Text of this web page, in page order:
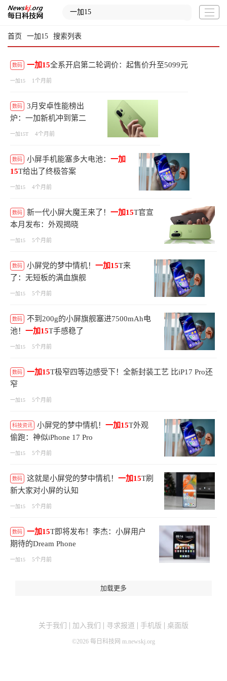
首页 一加15 搜索列表
数码 一加15全系开启第二轮调价：起售价升至5099元
一加15 1个月前
数码
3月安卓性能榜出
炉：一加新机冲到第二
一加15T 4个月前
数码 小屏手机能塞多大电池： 一加
15T给出了终极答案
一加15 4个月前
数码 新一代小屏大魔王来了！ 一加15T官宣
本月发布：外观揭晓
一加15 5个月前
数码 小屏党的梦中情机！ 一加15T来
了：无短板的满血旗舰
一加15 5个月前
数码
不到200g的小屏旗舰塞进7500mAh电
池！ 一加15T手感稳了
一加15 5个月前
数码 一加15T极窄四等边感受下！全新封装工艺 比iP17 Pro还
窄
一加15 5个月前
科技资讯 小屏党的梦中情机！ 一加15T外观
偷跑：神似iPhone 17 Pro
一加15 5个月前
数码 这就是小屏党的梦中情机！ 一加15T刷
新大家对小屏的认知
一加15 5个月前
数码 一加15T即将发布！李杰：小屏用户
期待的Dream Phone
一加15 5个月前
加载更多
关于我们 加入我们 寻求报道 手机版 桌面版
©2026 每日科技网 m.newskj.org